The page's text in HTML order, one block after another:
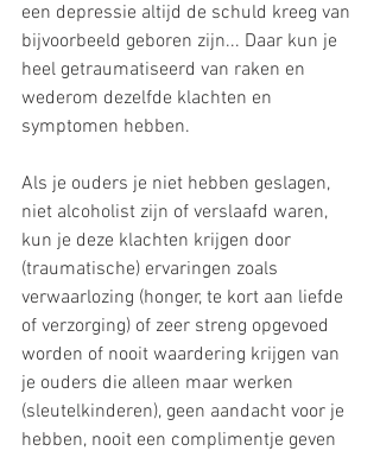
een depressie altijd de schuld kreeg van
bijvoorbeeld geboren zijn... Daar kun je
heel getraumatiseerd van raken en
wederom dezelfde klachten en
symptomen hebben.
Als je ouders je niet hebben geslagen,
niet alcoholist zijn of verslaafd waren,
kun je deze klachten krijgen door
(traumatische) ervaringen zoals
verwaarlozing (honger, te kort aan liefde
of verzorging) of zeer streng opgevoed
worden of nooit waardering krijgen van
je ouders die alleen maar werken
(sleutelkinderen), geen aandacht voor je
hebben, nooit een complimentje geven